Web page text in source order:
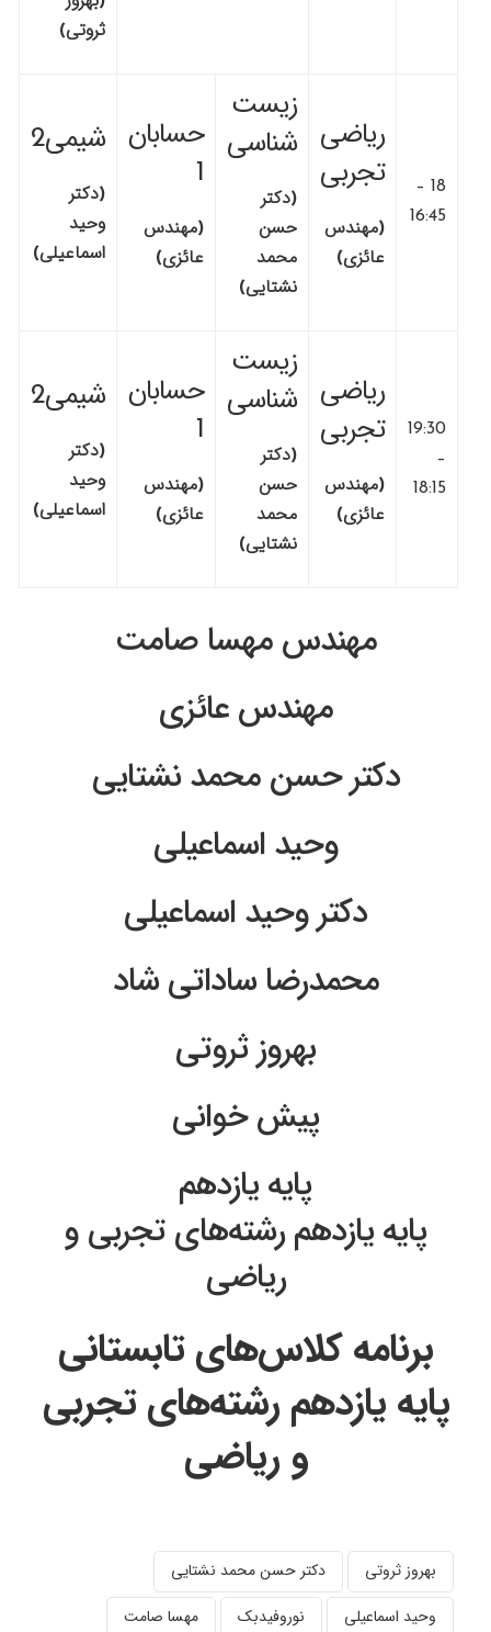
ثروتی)
18 –
16:45
ریاضی
تجربی
(مهندس
عائزی)
زیست
شناسی
(دکتر
حسن
محمد
نشتایی)
حسابان
1
(مهندس
عائزی)
شیمی2
(دکتر
وحید
اسماعیلی)
19:30
–
18:15
ریاضی
تجربی
(مهندس
عائزی)
زیست
شناسی
(دکتر
حسن
محمد
نشتایی)
حسابان
1
(مهندس
عائزی)
شیمی2
(دکتر
وحید
اسماعیلی)
مهندس مهسا صامت
مهندس عائزی
دکتر حسن محمد نشتایی
وحید اسماعیلی
دکتر وحید اسماعیلی
محمدرضا ساداتی شاد
بهروز ثروتی
پیش خوانی
پایه یازدهم
پایه یازدهم رشته‌های تجربی و
ریاضی
برنامه کلاس‌های تابستانی
پایه یازدهم رشته‌های تجربی
و ریاضی
بهروز ثروتی دکتر حسن محمد نشتایی
مهسا صامت نوروفیدبک وحید اسماعیلی